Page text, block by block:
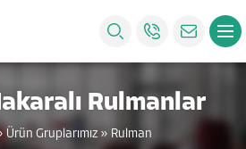
Rulmanlar
Ürün Gruplarımız » Rulman